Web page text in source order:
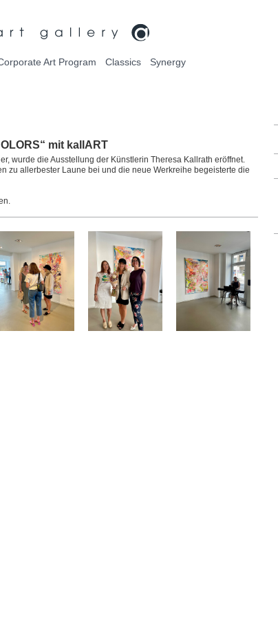
Art Program Classics Synergy
mit kallART
wurde die Ausstellung der Künstlerin Theresa Kallrath eröffnet.
zu allerbester Laune bei und die neue Werkreihe begeisterte die